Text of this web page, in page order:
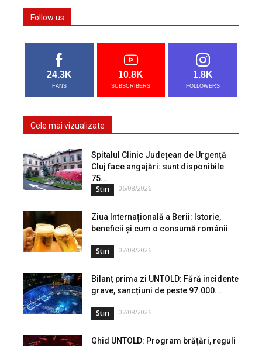
Follow us
24.3K
FANS
10.8K
SUBSCRIBERS
1.8K
FOLLOWERS
Cele mai vizualizate
Spitalul Clinic Județean de Urgență
Cluj face angajări: sunt disponibile
75...
Stiri 06/08/2026
Ziua Internațională a Berii: Istorie,
beneficii și cum o consumă românii
Stiri 07/08/2026
Bilanț prima zi UNTOLD: Fără incidente
grave, sancțiuni de peste 97.000...
Stiri 07/08/2026
Ghid UNTOLD: Program brățări, reguli